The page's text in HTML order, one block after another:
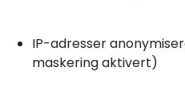
IP-adresser
maskering aktivert)